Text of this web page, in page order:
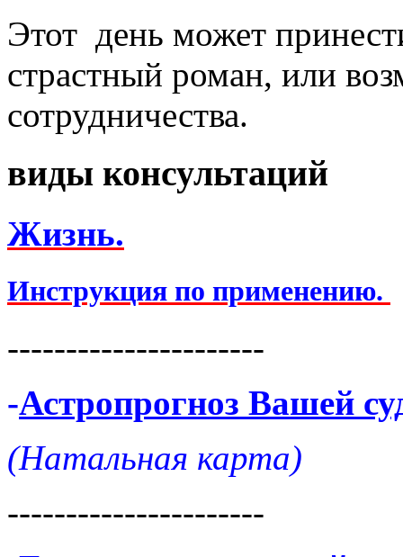
Этот день может
страстный роман, или
сотрудничества.
виды консультаций
Жизнь.
Инструкция по применению.
----------------------
-Астропрогноз Вашей
(Натальная карта)
----------------------